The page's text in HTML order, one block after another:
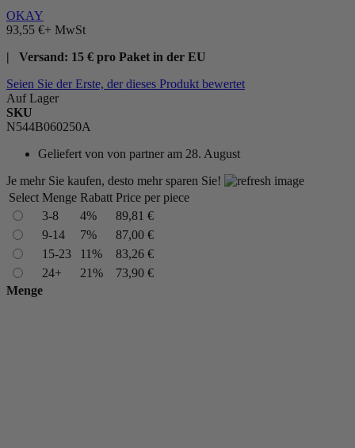
OKAY
93,55 €+ MwSt
| Versand: 15 € pro Paket in der EU
Seien Sie der Erste, der dieses Produkt bewertet
Auf Lager
SKU
N544B060250A
Geliefert von von partner am 28. August
Je mehr Sie kaufen, desto mehr sparen Sie!
Select Menge Rabatt Price per piece
3-8
4%
89,81 €
9-14
7%
87,00 €
15-23
11%
83,26 €
24+
21%
73,90 €
Menge